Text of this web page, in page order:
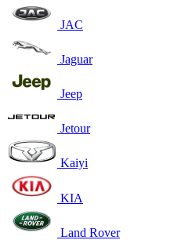
JAC
Jaguar
Jeep
Jetour
Kaiyi
KIA
Land Rover